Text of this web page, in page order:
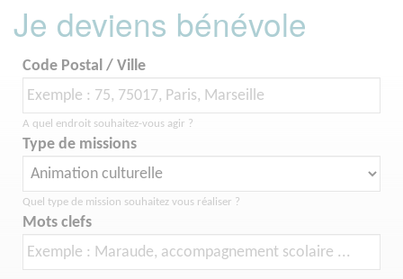
Je deviens bénévole
Code Postal / Ville
A quel endroit souhaitez-vous agir ?
Type de missions
Quel type de mission souhaitez vous réaliser ?
Mots clefs